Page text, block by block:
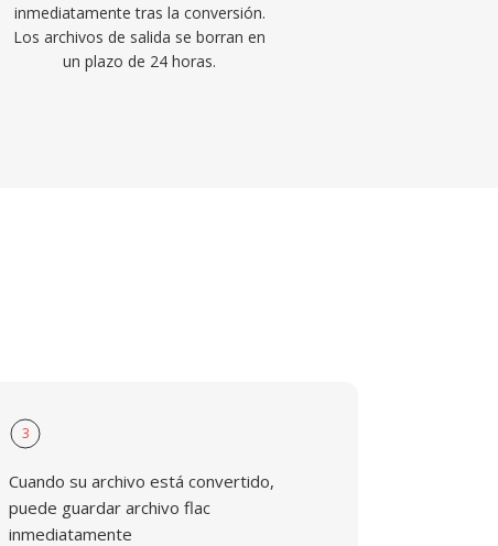
inmediatamente tras la conversión.
Los archivos de salida se borran en
un plazo de 24 horas.
3
Cuando su archivo está convertido,
puede guardar archivo flac
inmediatamente